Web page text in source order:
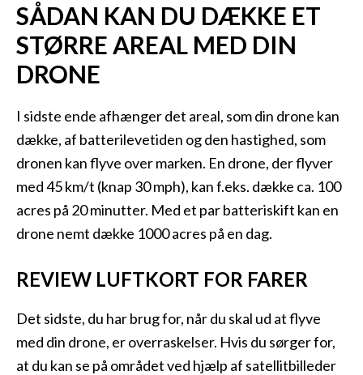
SÅDAN KAN DU DÆKKE ET
STØRRE AREAL MED DIN
DRONE
I sidste ende afhænger det areal, som din drone kan
dække, af batterilevetiden og den hastighed, som
dronen kan flyve over marken. En drone, der flyver
med 45 km/t (knap 30 mph), kan f.eks. dække ca. 100
acres på 20 minutter. Med et par batteriskift kan en
drone nemt dække 1000 acres på en dag.
REVIEW LUFTKORT FOR FARER
Det sidste, du har brug for, når du skal ud at flyve
med din drone, er overraskelser. Hvis du sørger for,
at du kan se på området ved hjælp af satellitbilleder